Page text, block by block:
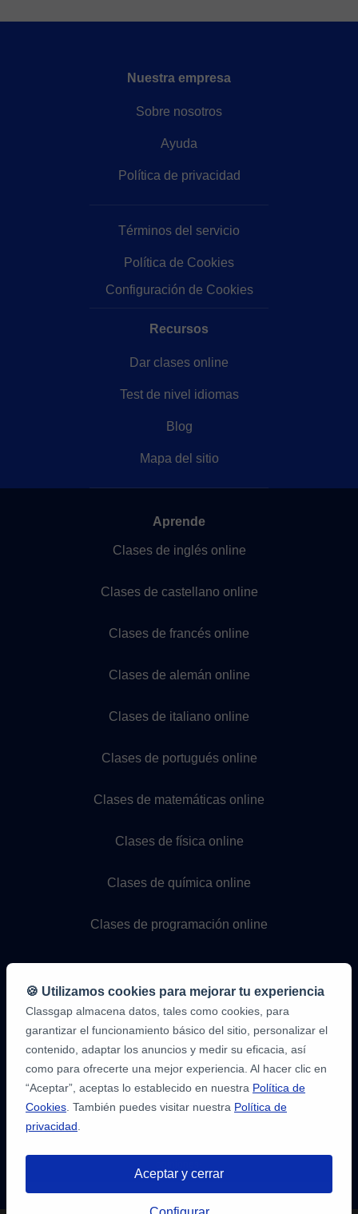
Nuestra empresa
Sobre nosotros
Ayuda
Política de privacidad
Términos del servicio
Política de Cookies
Configuración de Cookies
Recursos
Dar clases online
Test de nivel idiomas
Blog
Mapa del sitio
Aprende
Clases de inglés online
Clases de castellano online
Clases de francés online
Clases de alemán online
Clases de italiano online
Clases de portugués online
Clases de matemáticas online
Clases de física online
Clases de química online
Clases de programación online
9,6/10
1.339.284
opiniones
verificadas.com
🍪 Utilizamos cookies para mejorar tu experiencia
Classgap almacena datos, tales como cookies, para
garantizar el funcionamiento básico del sitio, personalizar el
contenido, adaptar los anuncios y medir su eficacia, así
como para ofrecerte una mejor experiencia. Al hacer clic en
“Aceptar”, aceptas lo establecido en nuestra Política de
Cookies . También puedes visitar nuestra Política de
privacidad
Aceptar y cerrar